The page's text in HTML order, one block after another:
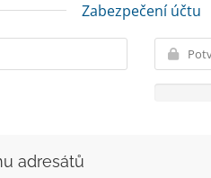
Zabezpečení účtu
adresátů